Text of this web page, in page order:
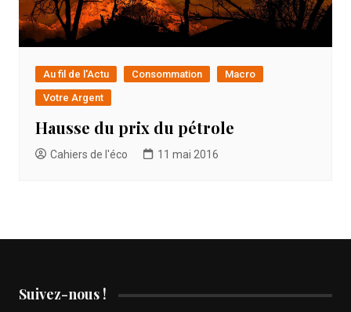
Au fil de l'Actu Consommation
Macro
Votre Argent
Hausse du prix du pétrole
Cahiers de l'éco 11 mai 2016
Suivez-nous !